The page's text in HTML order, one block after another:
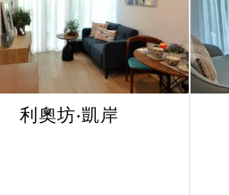
利奧坊‧凱岸